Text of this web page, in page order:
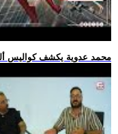
.. محمد عدوية يكشف كواليس